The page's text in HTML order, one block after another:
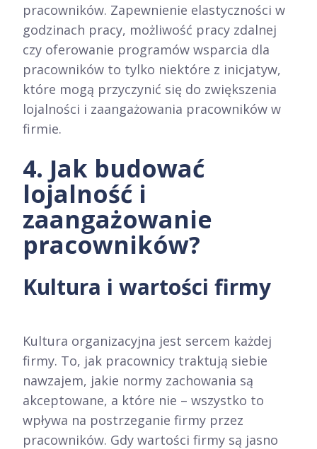
pracowników. Zapewnienie elastyczności w
godzinach pracy, możliwość pracy zdalnej
czy oferowanie programów wsparcia dla
pracowników to tylko niektóre z inicjatyw,
które mogą przyczynić się do zwiększenia
lojalności i zaangażowania pracowników w
firmie.
4. Jak budować
lojalność i
zaangażowanie
pracowników?
Kultura i wartości firmy
Kultura organizacyjna jest sercem każdej
firmy. To, jak pracownicy traktują siebie
nawzajem, jakie normy zachowania są
akceptowane, a które nie – wszystko to
wpływa na postrzeganie firmy przez
pracowników. Gdy wartości firmy są jasno